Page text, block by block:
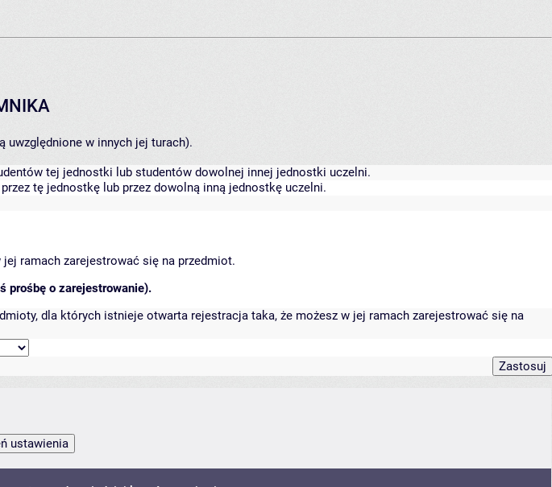
uwzględnione w innych jej turach).
tej jednostki lub studentów dowolnej innej jednostki uczelni.
tę jednostkę lub przez dowolną inną jednostkę uczelni.
ramach zarejestrować się na przedmiot.
prośbę o zarejestrowanie).
dla których istnieje otwarta rejestracja taka, że możesz w jej ramach zarejestrować się na